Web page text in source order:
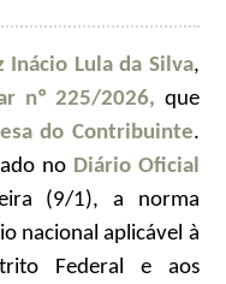
Inácio Lula da Silva,
nº 225/2026, que
do Contribuinte.
no Diário Oficial
(9/1), a norma
nacional aplicável à
Federal e aos